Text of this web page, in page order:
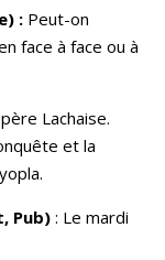
: Peut-on
face à face ou à
Lachaise.
et la
Pub) : Le mardi